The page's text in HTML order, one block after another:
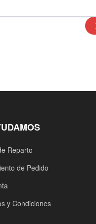
Reparto
de Pedido
y Condiciones